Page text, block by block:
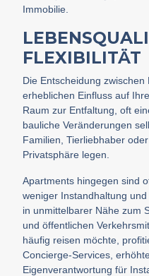
Immobilie.
FLEXIBILITÄT
Die Entscheidung
erheblichen Einfluss auf
Raum zur Entfaltung, oft
bauliche Veränderungen
Familien, Tierliebhaber
Privatsphäre legen.
Apartments hingegen sind
weniger Instandhaltung
in unmittelbarer Nähe zum
und öffentlichen
häufig reisen möchte,
Concierge-Services,
Eigenverantwortung für